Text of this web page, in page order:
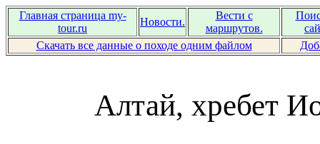
Главная страница my-
tour.ru
Новости.
Вести с
маршрутов.
Скачать все данные о походе одним файлом
Алтай, хребет